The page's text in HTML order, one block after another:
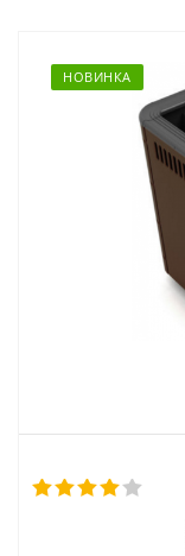
НОВИНКА